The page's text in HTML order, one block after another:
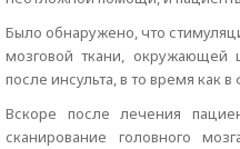
Было обнаружено, что
мозговой ткани, окружающей
после инсульта, в то время как
Вскоре после лечения
сканирование головного